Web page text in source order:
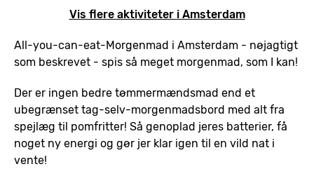
Vis flere aktiviteter i Amsterdam
All-you-can-eat-Morgenmad i Amsterdam - nøjagtigt
som beskrevet - spis så meget morgenmad, som I kan!
Der er ingen bedre tømmermændsmad end et
ubegrænset tag-selv-morgenmadsbord med alt fra
spejlæg til pomfritter! Så genoplad jeres batterier, få
noget ny energi og gør jer klar igen til en vild nat i
vente!